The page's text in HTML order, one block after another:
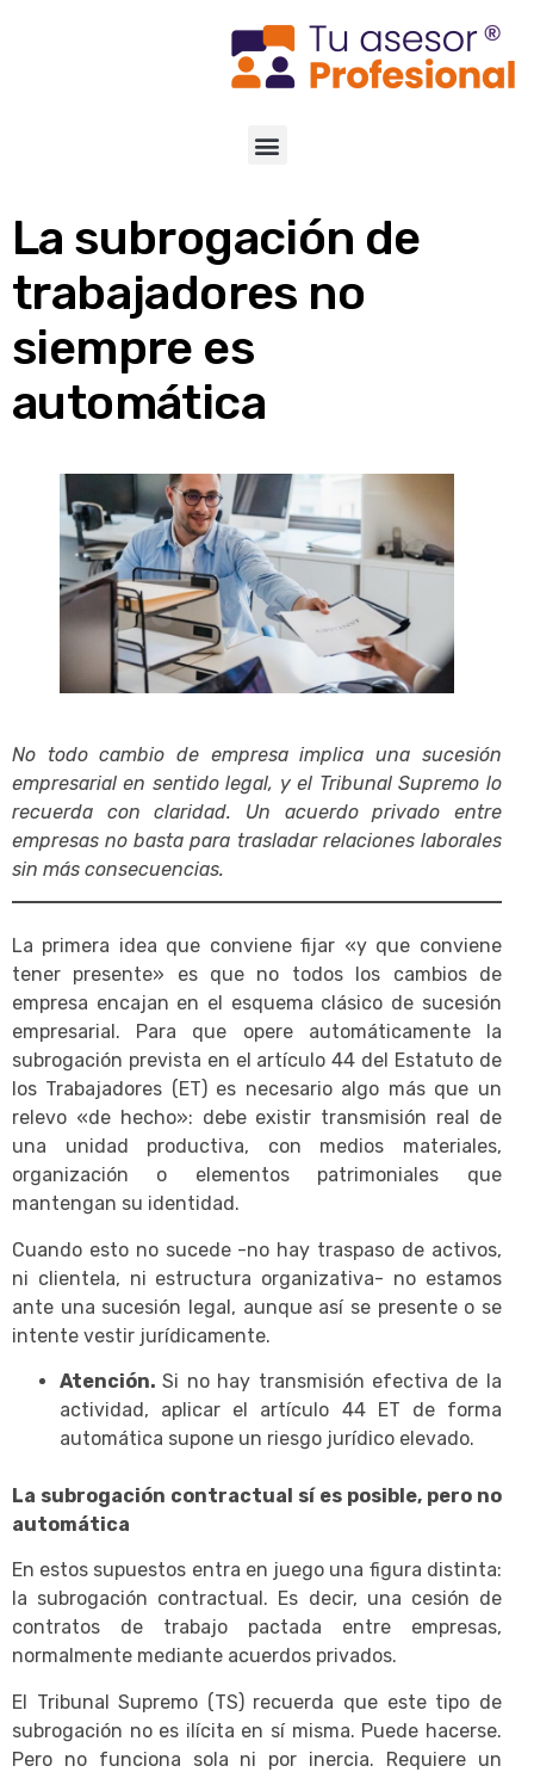
La subrogación de
trabajadores no
siempre es
automática
No todo cambio de empresa implica una sucesión
empresarial en sentido legal, y el Tribunal Supremo lo
recuerda con claridad. Un acuerdo privado entre
empresas no basta para trasladar relaciones laborales
sin más consecuencias.
La primera idea que conviene fijar «y que conviene
tener presente» es que no todos los cambios de
empresa encajan en el esquema clásico de sucesión
empresarial. Para que opere automáticamente la
subrogación prevista en el artículo 44 del Estatuto de
los Trabajadores (ET) es necesario algo más que un
relevo «de hecho»: debe existir transmisión real de
una unidad productiva, con medios materiales,
organización o elementos patrimoniales que
mantengan su identidad.
Cuando esto no sucede -no hay traspaso de activos,
ni clientela, ni estructura organizativa- no estamos
ante una sucesión legal, aunque así se presente o se
intente vestir jurídicamente.
Atención.Si no hay transmisión efectiva de la
actividad, aplicar el artículo 44 ET de forma
automática supone un riesgo jurídico elevado.
La subrogación contractual sí es posible, pero no
automática
En estos supuestos entra en juego una figura distinta:
la subrogación contractual. Es decir, una cesión de
contratos de trabajo pactada entre empresas,
normalmente mediante acuerdos privados.
El Tribunal Supremo (TS) recuerda que este tipo de
subrogación no es ilícita en sí misma. Puede hacerse.
Pero no funciona sola ni por inercia. Requiere un